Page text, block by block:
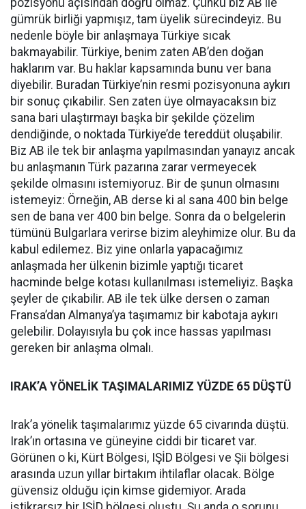
pozisyonu açısından doğru olmaz. Çünkü biz AB ile
gümrük birliği yapmışız, tam üyelik sürecindeyiz. Bu
nedenle böyle bir anlaşmaya Türkiye sıcak
bakmayabilir. Türkiye, benim zaten AB’den doğan
haklarım var. Bu haklar kapsamında bunu ver bana
diyebilir. Buradan Türkiye’nin resmi pozisyonuna aykırı
bir sonuç çıkabilir. Sen zaten üye olmayacaksın biz
sana bari ulaştırmayı başka bir şekilde çözelim
dendiğinde, o noktada Türkiye’de tereddüt oluşabilir.
Biz AB ile tek bir anlaşma yapılmasından yanayız ancak
bu anlaşmanın Türk pazarına zarar vermeyecek
şekilde olmasını istemiyoruz. Bir de şunun olmasını
istemeyiz: Örneğin, AB derse ki al sana 400 bin belge
sen de bana ver 400 bin belge. Sonra da o belgelerin
tümünü Bulgarlara verirse bizim aleyhimize olur. Bu da
kabul edilemez. Biz yine onlarla yapacağımız
anlaşmada her ülkenin bizimle yaptığı ticaret
hacminde belge kotası kullanılması istemeliyiz. Başka
şeyler de çıkabilir. AB ile tek ülke dersen o zaman
Fransa’dan Almanya’ya taşımamız bir kabotaja aykırı
gelebilir. Dolayısıyla bu çok ince hassas yapılması
gereken bir anlaşma olmalı.
IRAK’A YÖNELİK TAŞIMALARIMIZ YÜZDE 65 DÜŞTÜ
Irak’a yönelik taşımalarımız yüzde 65 civarında düştü.
Irak’ın ortasına ve güneyine ciddi bir ticaret var.
Görünen o ki, Kürt Bölgesi, IŞİD Bölgesi ve Şii bölgesi
arasında uzun yıllar birtakım ihtilaflar olacak. Bölge
güvensiz olduğu için kimse gidemiyor. Arada